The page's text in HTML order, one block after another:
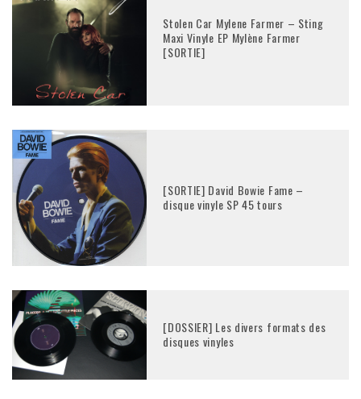
Stolen Car Mylene Farmer – Sting
Maxi Vinyle EP Mylène Farmer
[SORTIE]
[SORTIE] David Bowie Fame –
disque vinyle SP 45 tours
[DOSSIER] Les divers formats des
disques vinyles